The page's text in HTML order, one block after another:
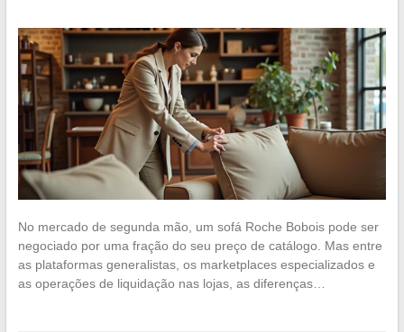
No mercado de segunda mão, um sofá Roche Bobois pode ser
negociado por uma fração do seu preço de catálogo. Mas entre
as plataformas generalistas, os marketplaces especializados e
as operações de liquidação nas lojas, as diferenças…